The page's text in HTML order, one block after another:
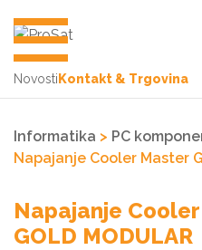
Novosti Kontakt & Trgovina
Informatika > PC
Napajanje Cooler Master
Napajanje
GOLD MODULAR